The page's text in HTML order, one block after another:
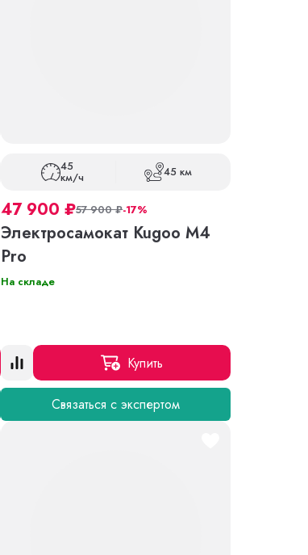
45
км/ч 45 км
47 900₽57 900₽-17%
Электросамокат Kugoo M4
Pro
На складе
Купить
Связаться с экспертом